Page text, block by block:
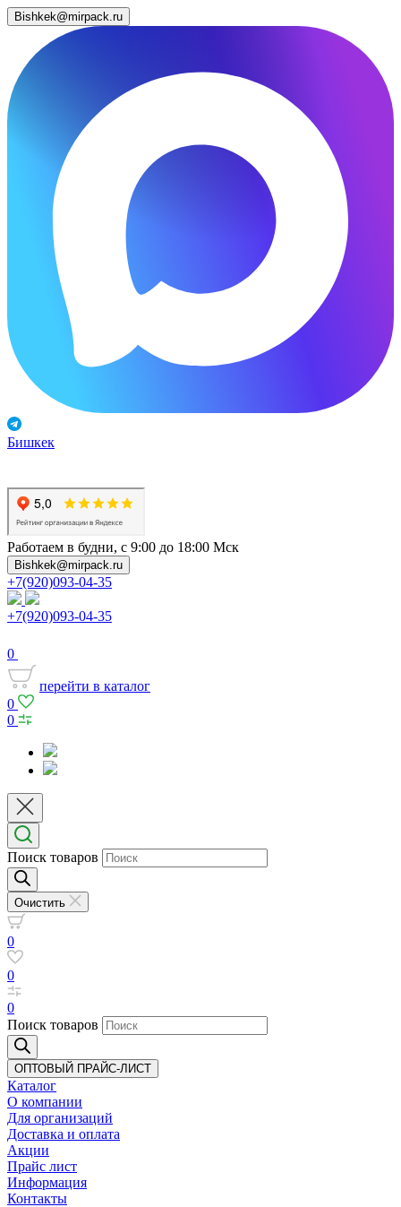
Bishkek@mirpack.ru
Бишкек
Работаем в будни, с 9:00 до 18:00 Мск
Bishkek@mirpack.ru
+7(920)093-04-35
+7(920)093-04-35
0
перейти в каталог
0
0
Поиск товаров
Очистить
0
0
0
Поиск товаров
ОПТОВЫЙ ПРАЙС-ЛИСТ
Каталог
О компании
Для организаций
Доставка и оплата
Акции
Прайс лист
Информация
Контакты